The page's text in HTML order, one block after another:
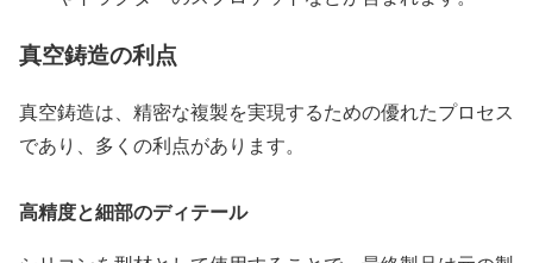
真空鋳造の利点
真空鋳造は、精密な複製を実現するための優れたプロセス
であり、多くの利点があります。
高精度と細部のディテール